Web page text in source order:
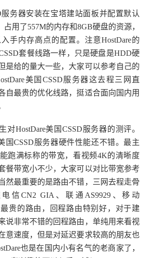
服务器安装在宝塔建站面板并配置默认
用了557M的内存和8GB硬盘的资源，
手内存高点的配置。注意HostDare的
套餐线路一样，只是硬盘是HDD硬
是给的量大一些，大家可以参考自己的
美国CSSD服务器这去程三网直
自最贵的优化线路，挺适合面向国内用
对HostDare美国CSSD服务器的测评。
国CSSD服务器硬件性能还不错。最主
跑满标称的带宽，看视频4K的清晰度
餐带宽小不少，大家可以对比带宽参考
然最重要的是路由不错，三网去程走骨
信CN2 GIA、联通AS9929、移动
贵的路由，回程路由特别好，对于建
说非常不错的回程路由，单纯用来看视
意速度，但是对延迟要求较高的朋友也
也是在国内小有名气的老商家了，